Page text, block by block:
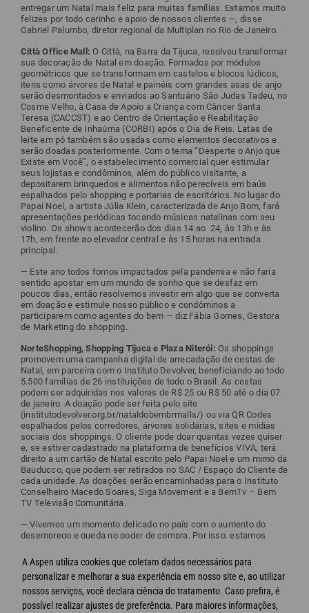
A Aspen utiliza cookies que coletam dados necessários para
personalizar e melhorar a sua experiência em nosso site e, ao utilizar
nossos serviços, você declara ciência do tratamento. Caso prefira, é
possível realizar ajustes de preferência. Para maiores informações,
entregar um Natal mais feliz para muitas famílias. Estamos muito
felizes por todo carinho e apoio de nossos clientes —, disse
Gabriel Palumbo, diretor regional da Multiplan no Rio de Janeiro.
Città Office Mall: O Città, na Barra da Tijuca, resolveu transformar
sua decoração de Natal em doação. Formados por módulos
geométricos que se transformam em castelos e blocos lúdicos,
itens como árvores de Natal e painéis com grandes asas de anjo
serão desmontados e enviados ao Santuário São Judas Tadeu, no
Cosme Velho, à Casa de Apoio a Criança com Câncer Santa
Teresa (CACCST) e ao Centro de Orientação e Reabilitação
Beneficente de Inhaúma (CORBI) após o Dia de Reis. Latas de
leite em pó também são usadas como elementos decorativos e
serão doadas posteriormente. Com o tema “Desperte o Anjo que
Existe em Você”, o estabelecimento comercial quer estimular
seus lojistas e condôminos, além do público visitante, a
depositarem brinquedos e alimentos não perecíveis em baús
espalhados pelo shopping e portarias de escritórios. No lugar do
Papai Noel, a artista Júlia Klein, caracterizada de Anjo Bom, fará
apresentações periódicas tocando músicas natalinas com seu
violino. Os shows acontecerão dos dias 14 ao 24, às 13h e às
17h, em frente ao elevador central e às 15 horas na entrada
principal.
— Este ano todos fomos impactados pela pandemia e não faria
sentido apostar em um mundo de sonho que se desfaz em
poucos dias, então resolvemos investir em algo que se converta
em doação e estimule nosso público e condôminos a
participarem como agentes do bem — diz Fábia Gomes, Gestora
de Marketing do shopping.
NorteShopping, Shopping Tijuca e Plaza Niterói: Os shoppings
promovem uma campanha digital de arrecadação de cestas de
Natal, em parceira com o Instituto Devolver, beneficiando ao todo
5.500 famílias de 26 instituições de todo o Brasil. As cestas
podem ser adquiridas nos valores de R$ 25 ou R$ 50 até o dia 07
de janeiro. A doação pode ser feita pelo site
(institutodevolver.org.br/nataldobembrmalls/) ou via QR Codes
espalhados pelos corredores, árvores solidárias, sites e mídias
sociais dos shoppings. O cliente pode doar quantas vezes quiser
e, se estiver cadastrado na plataforma de benefícios VIVA, terá
direito a um cartão de Natal escrito pelo Papai Noel e um mimo da
Bauducco, que podem ser retirados no SAC / Espaço do Cliente de
cada unidade. As doações serão encaminhadas para o Instituto
Conselheiro Macedo Soares, Siga Movement e a BemTv – Bem
TV Televisão Comunitária.
— Vivemos um momento delicado no país com o aumento do
desemprego e queda no poder de compra. Por isso, estamos
parceiros e clientes para esse gesto de solidariedade, para fazer
a diferença no Natal de milhares de famílias – afirma Vicente
Avellar, Diretor Executivo de Operações da brMalls.